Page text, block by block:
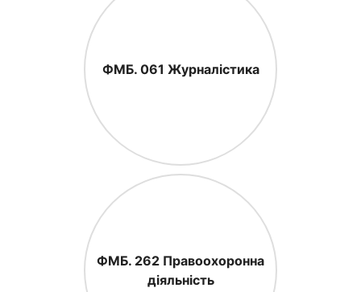
ФМБ. 061 Журналістика
ФМБ. 262 Правоохоронна
діяльність